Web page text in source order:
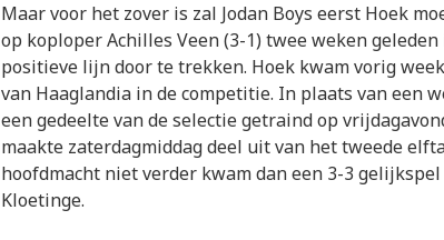
Maar voor het zover is zal Jodan Boys eerst Hoek
op koploper Achilles Veen (3-1) twee weken
positieve lijn door te trekken. Hoek kwam vorig
van Haaglandia in de competitie. In plaats van een
een gedeelte van de selectie getraind op
maakte zaterdagmiddag deel uit van het tweede
hoofdmacht niet verder kwam dan een 3-3
Kloetinge.